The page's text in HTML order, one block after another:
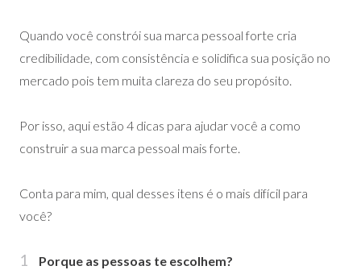
Quando você constrói sua marca pessoal forte cria
credibilidade, com consistência e solidifica sua posição no
mercado pois tem muita clareza do seu propósito.
Por isso, aqui estão 4 dicas para ajudar você a como
construir a sua marca pessoal mais forte.
Conta para mim, qual desses itens é o mais difícil para
você?
Porque as pessoas te escolhem?